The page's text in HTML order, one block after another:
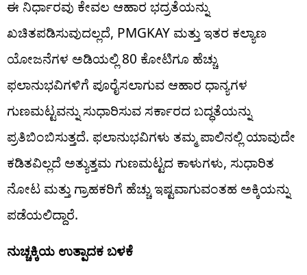
ಈ ನಿರ್ಧಾರವು ಕೇವಲ ಆಹಾರ ಭದ್ರತೆಯನ್ನು
ಖಚಿತಪಡಿಸುವುದಲ್ಲದೆ, PMGKAY ಮತ್ತು ಇತರ ಕಲ್ಯಾಣ
ಯೋಜನೆಗಳ ಅಡಿಯಲ್ಲಿ 80 ಕೋಟಿಗೂ ಹೆಚ್ಚು
ಫಲಾನುಭವಿಗಳಿಗೆ ಪೂರೈಸಲಾಗುವ ಆಹಾರ ಧಾನ್ಯಗಳ
ಗುಣಮಟ್ಟವನ್ನು ಸುಧಾರಿಸುವ ಸರ್ಕಾರದ ಬದ್ಧತೆಯನ್ನು
ಪ್ರತಿಬಿಂಬಿಸುತ್ತದೆ. ಫಲಾನುಭವಿಗಳು ತಮ್ಮ ಪಾಲಿನಲ್ಲಿ ಯಾವುದೇ
ಕಡಿತವಿಲ್ಲದೆ ಅತ್ಯುತ್ತಮ ಗುಣಮಟ್ಟದ ಕಾಳುಗಳು, ಸುಧಾರಿತ
ನೋಟ ಮತ್ತು ಗ್ರಾಹಕರಿಗೆ ಹೆಚ್ಚು ಇಷ್ಟವಾಗುವಂತಹ ಅಕ್ಕಿಯನ್ನು
ಪಡೆಯಲಿದ್ದಾರೆ.
ನುಚ್ಚಕ್ಕಿಯ ಉತ್ಪಾದಕ ಬಳಕೆ